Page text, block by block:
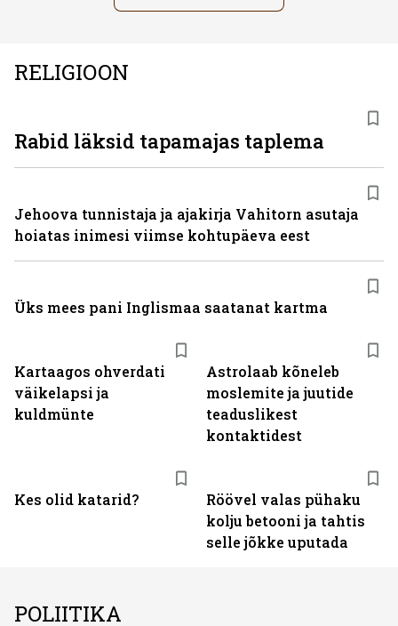
RELIGIOON
Kartaagos ohverdati
väikelapsi ja
kuldmünte
Astrolaab kõneleb
moslemite ja juutide
teaduslikest
kontaktidest
Kes olid katarid?
Röövel valas pühaku
kolju betooni ja tahtis
selle jõkke uputada
Rabid läksid tapamajas taplema
Jehoova tunnistaja ja ajakirja Vahitorn asutaja
hoiatas inimesi viimse kohtupäeva eest
Üks mees pani Inglismaa saatanat kartma
POLIITIKA